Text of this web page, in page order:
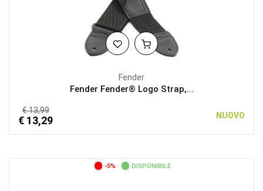
Fender
Fender Fender® Logo Strap,...
€ 13,99
€ 13,29 NUOVO
-5% DISPONIBILE